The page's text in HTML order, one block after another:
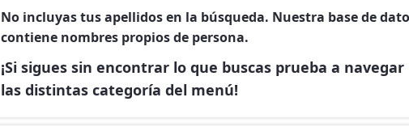
No incluyas tus apellidos en la búsqueda. Nuestra base de
contiene nombres propios de persona.
¡Si sigues sin encontrar lo que buscas prueba a navegar
las distintas categoría del menú!